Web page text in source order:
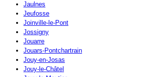
Jaulnes
Jeufosse
Joinville-le-Pont
Jossigny
Jouarre
Jouars-Pontchartrain
Jouy-en-Josas
Jouy-le-Châtel